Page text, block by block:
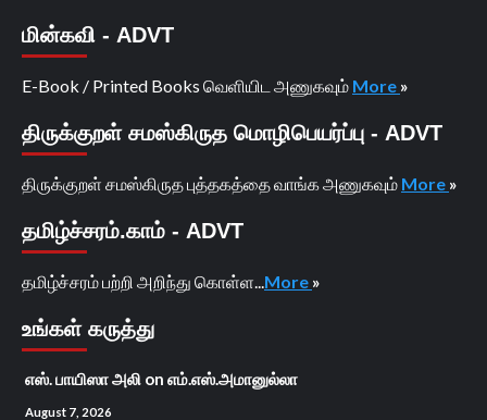
மின்கவி - ADVT
E-Book / Printed Books வெளியிட அணுகவும் More »
திருக்குறள் சமஸ்கிருத மொழிபெயர்ப்பு - ADVT
திருக்குறள் சமஸ்கிருத புத்தகத்தை வாங்க அணுகவும் More »
தமிழ்ச்சரம்.காம் - ADVT
தமிழ்ச்சரம் பற்றி அறிந்து கொள்ள... More »
உங்கள் கருத்து
எஸ். பாயிஸா அலி on எம்.எஸ்.அமானுல்லா
August 7, 2026